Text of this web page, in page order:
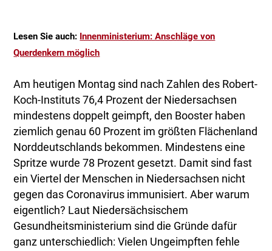
Lesen Sie auch: Innenministerium: Anschläge von
Querdenkern möglich
Am heutigen Montag sind nach Zahlen des Robert-
Koch-Instituts 76,4 Prozent der Niedersachsen
mindestens doppelt geimpft, den Booster haben
ziemlich genau 60 Prozent im größten Flächenland
Norddeutschlands bekommen. Mindestens eine
Spritze wurde 78 Prozent gesetzt. Damit sind fast
ein Viertel der Menschen in Niedersachsen nicht
gegen das Coronavirus immunisiert. Aber warum
eigentlich? Laut Niedersächsischem
Gesundheitsministerium sind die Gründe dafür
ganz unterschiedlich: Vielen Ungeimpften fehle